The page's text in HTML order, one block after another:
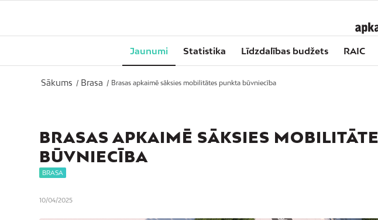
Jaunumi Statistika Līdzdalības budžets RAIC
Sākums / Brasa / Brasas apkaimē sāksies mobilitātes punkta būvniecība
BRASAS APKAIMĒ SĀKSIES
BŪVNIECĪBA
BRASA
10/04/2025